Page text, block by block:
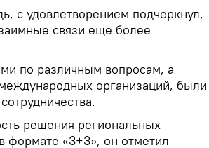
с удовлетворением подчеркнул,
связи еще более
по различным вопросам, а
организаций, были
решения региональных
формате «3+3», он отметил